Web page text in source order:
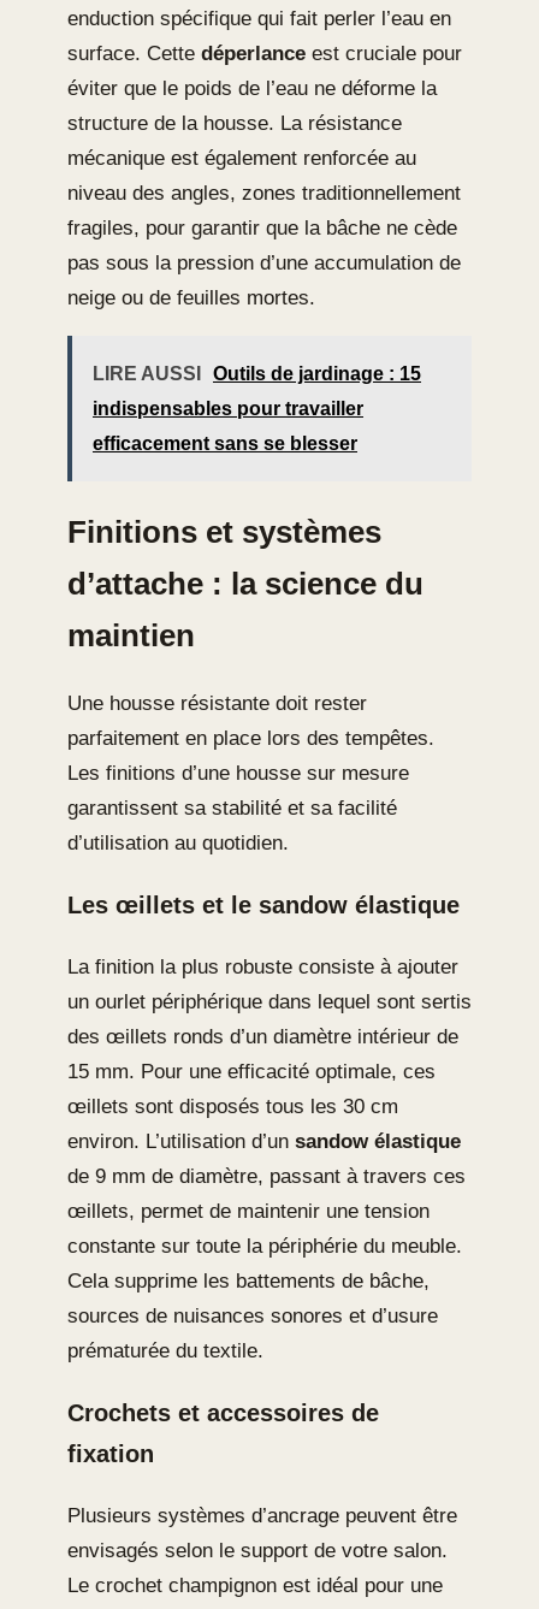
enduction spécifique qui fait perler l’eau en
surface. Cette déperlance est cruciale pour
éviter que le poids de l’eau ne déforme la
structure de la housse. La résistance
mécanique est également renforcée au
niveau des angles, zones traditionnellement
fragiles, pour garantir que la bâche ne cède
pas sous la pression d’une accumulation de
neige ou de feuilles mortes.
LIRE AUSSI
Outils de jardinage : 15
indispensables pour travailler
efficacement sans se blesser
Finitions et systèmes
d’attache : la science du
maintien
Une housse résistante doit rester
parfaitement en place lors des tempêtes.
Les finitions d’une housse sur mesure
garantissent sa stabilité et sa facilité
d’utilisation au quotidien.
Les œillets et le sandow élastique
La finition la plus robuste consiste à ajouter
un ourlet périphérique dans lequel sont sertis
des œillets ronds d’un diamètre intérieur de
15 mm. Pour une efficacité optimale, ces
œillets sont disposés tous les 30 cm
environ. L’utilisation d’un sandow élastique
de 9 mm de diamètre, passant à travers ces
œillets, permet de maintenir une tension
constante sur toute la périphérie du meuble.
Cela supprime les battements de bâche,
sources de nuisances sonores et d’usure
prématurée du textile.
Crochets et accessoires de
fixation
Plusieurs systèmes d’ancrage peuvent être
envisagés selon le support de votre salon.
Le crochet champignon est idéal pour une